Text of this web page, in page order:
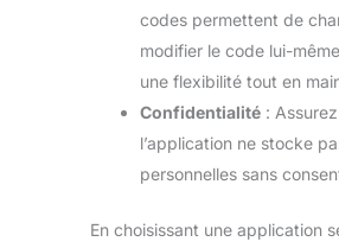
codes permettent de
modifier le code lui-
une flexibilité tout en
Confidentialité :
l’application ne stocke
personnelles sans
En choisissant une application